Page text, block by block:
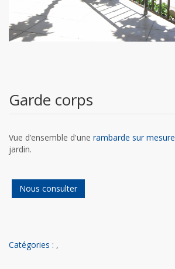
Garde corps
Vue d’ensemble d'une rambarde sur mesure
jardin.
Nous consulter
Catégories : ,